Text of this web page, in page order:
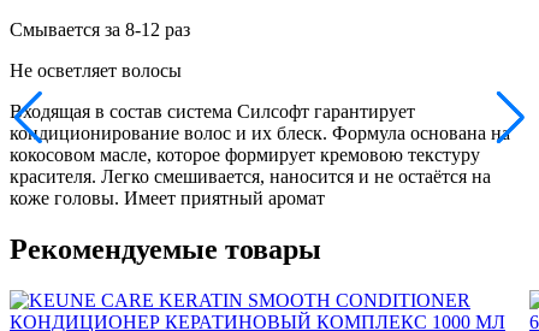
Смывается за 8-12 раз
Не осветляет волосы
Входящая в состав система Силсофт гарантирует
кондиционирование волос и их блеск. Формула основана на
кокосовом масле, которое формирует кремовою текстуру
красителя. Легко смешивается, наносится и не остаётся на
коже головы. Имеет приятный аромат
Рекомендуемые товары